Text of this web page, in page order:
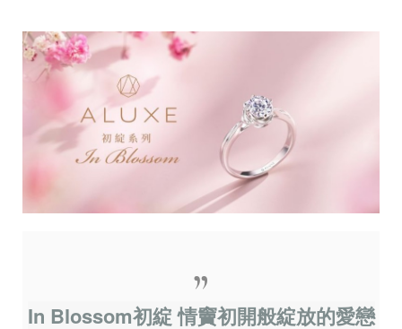
Latest News
Wedding Passport
LANGUAGE
In Blossom初綻 情竇初開般綻放的愛戀